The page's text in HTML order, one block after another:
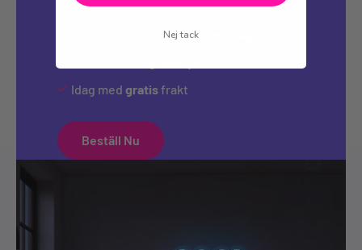
10-12 arbetsdagar
Idag med gratisfrakt
Beställ Nu
Nej tack